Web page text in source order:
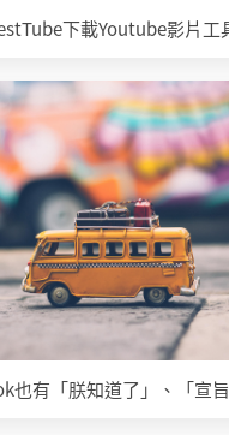
下載Youtube影片工
也有「朕知道了」、「宣